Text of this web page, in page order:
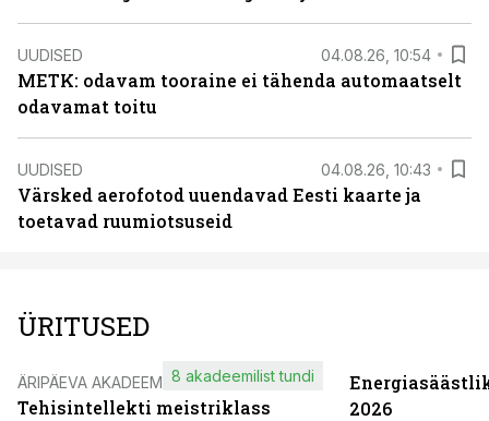
UUDISED 04.08.26, 10:54
METK: odavam tooraine ei tähenda automaatselt
odavamat toitu
UUDISED 04.08.26, 10:43
Värsked aerofotod uuendavad Eesti kaarte ja
toetavad ruumiotsuseid
ÜRITUSED
ÄRIPÄEVA AKADEEMIA
Tehisintellekti meistriklass
8 akadeemilist tundi
2026